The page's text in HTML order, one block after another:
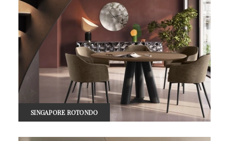
SINGAPORE ROTONDO